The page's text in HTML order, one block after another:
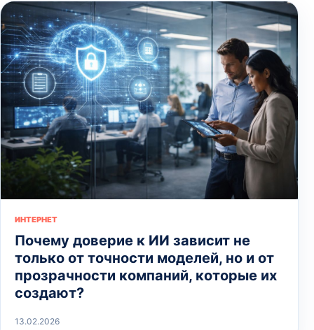
ИНТЕРНЕТ
Почему доверие к ИИ зависит не
только от точности моделей, но и от
прозрачности компаний, которые их
создают?
13.02.2026